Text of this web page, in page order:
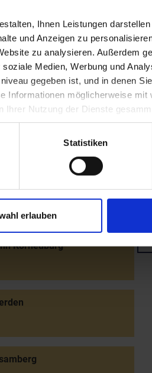
Ihnen Leistungen
und Anzeigen zu
zu analysieren. Außerdem
Medien, Werbung und
gegeben ist, und in denen
Informationen möglicherweise mit
Nutzung der Dienste
Statistiken
erlauben
in Katzelsdorf bei Tulln
Herabsetzung des
21 Jahre)
schön erhalten,
Korneuburg-